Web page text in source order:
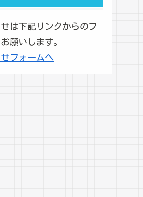
は下記リンクからのフ
願いします。
フォームへ